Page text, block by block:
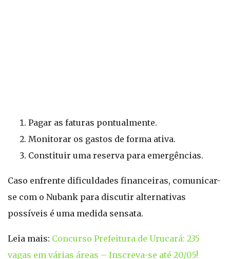
Pagar as faturas pontualmente.
Monitorar os gastos de forma ativa.
Constituir uma reserva para emergências.
Caso enfrente dificuldades financeiras, comunicar-
se com o Nubank para discutir alternativas
possíveis é uma medida sensata.
Leia mais: Concurso Prefeitura de Urucará: 235
vagas em várias áreas – Inscreva-se até 20/05!